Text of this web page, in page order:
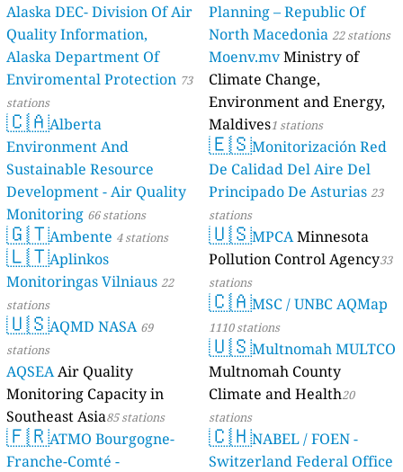
Alaska DEC- Division Of Air
Quality Information,
Alaska Department Of
Enviromental Protection 73
stations
🇨🇦Alberta
Environment And
Sustainable Resource
Development - Air Quality
Monitoring 66 stations
🇬🇹Ambente 4 stations
🇱🇹Aplinkos
Monitoringas Vilniaus 22
stations
🇺🇸AQMD NASA 69
stations
AQSEAAir Quality
Monitoring Capacity in
Southeast Asia85 stations
🇫🇷ATMO Bourgogne-
Franche-Comté -
Planning – Republic Of
North Macedonia 22 stations
Moenv.mvMinistry of
Climate Change,
Environment and Energy,
Maldives1 stations
🇪🇸Monitorización Red
De Calidad Del Aire Del
Principado De Asturias 23
stations
🇺🇸MPCAMinnesota
Pollution Control Agency33
stations
🇨🇦MSC / UNBC AQMap
1110 stations
🇺🇸Multnomah MULTCO
Multnomah County
Climate and Health20
stations
🇨🇭NABEL / FOEN -
Switzerland Federal Office